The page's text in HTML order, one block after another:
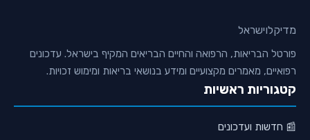
מדיקלוישראל
פורטל הבריאות, הרפואה והחיים הבריאים המקיף בישראל. עדכונים
רפואיים, מאמרים מקצועיים ומידע בנושאי בריאות ומימוש זכויות.
קטגוריות ראשיות
📰 חדשות ועדכונים